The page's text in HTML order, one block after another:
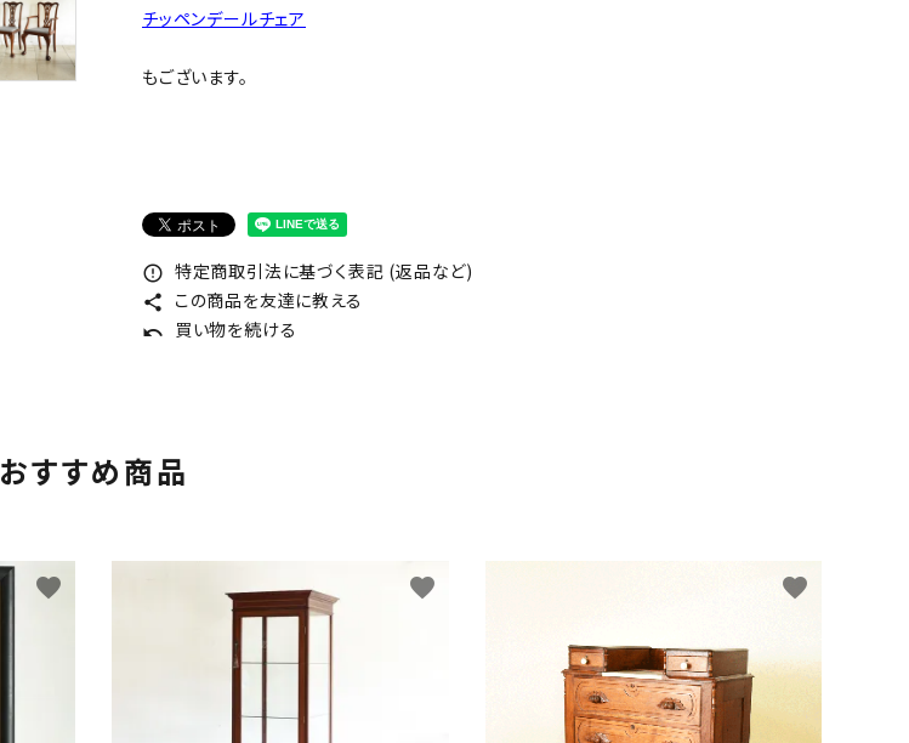
チッペンデールチェア
もございます。
error_outline 特定商取引法に基づく表記 (返品など)
share この商品を友達に教える
undo 買い物を続ける
おすすめ商品
favorite favorite favorite